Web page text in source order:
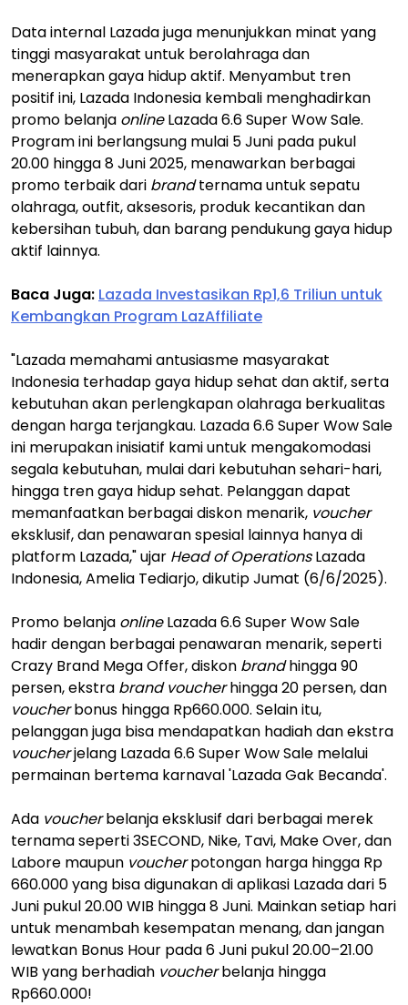
Data internal Lazada juga menunjukkan minat yang
tinggi masyarakat untuk berolahraga dan
menerapkan gaya hidup aktif. Menyambut tren
positif ini, Lazada Indonesia kembali menghadirkan
promo belanja onlineLazada 6.6 Super Wow Sale.
Program ini berlangsung mulai 5 Juni pada pukul
20.00 hingga 8 Juni 2025, menawarkan berbagai
promo terbaik dari brandternama untuk sepatu
olahraga, outfit, aksesoris, produk kecantikan dan
kebersihan tubuh, dan barang pendukung gaya hidup
aktif lainnya.
Baca Juga: Lazada Investasikan Rp1,6 Triliun untuk
Kembangkan Program LazAffiliate
"Lazada memahami antusiasme masyarakat
Indonesia terhadap gaya hidup sehat dan aktif, serta
kebutuhan akan perlengkapan olahraga berkualitas
dengan harga terjangkau. Lazada 6.6 Super Wow Sale
ini merupakan inisiatif kami untuk mengakomodasi
segala kebutuhan, mulai dari kebutuhan sehari-hari,
hingga tren gaya hidup sehat. Pelanggan dapat
memanfaatkan berbagai diskon menarik, voucher
eksklusif, dan penawaran spesial lainnya hanya di
platform Lazada," ujar Head of OperationsLazada
Indonesia, Amelia Tediarjo, dikutip Jumat (6/6/2025).
Promo belanja onlineLazada 6.6 Super Wow Sale
hadir dengan berbagai penawaran menarik, seperti
Crazy Brand Mega Offer, diskon brandhingga 90
persen, ekstra brand voucherhingga 20 persen, dan
voucherbonus hingga Rp660.000. Selain itu,
pelanggan juga bisa mendapatkan hadiah dan ekstra
voucherjelang Lazada 6.6 Super Wow Sale melalui
permainan bertema karnaval 'Lazada Gak Becanda'.
Ada voucherbelanja eksklusif dari berbagai merek
ternama seperti 3SECOND, Nike, Tavi, Make Over, dan
Labore maupun voucherpotongan harga hingga Rp
660.000 yang bisa digunakan di aplikasi Lazada dari 5
Juni pukul 20.00 WIB hingga 8 Juni. Mainkan setiap hari
untuk menambah kesempatan menang, dan jangan
lewatkan Bonus Hour pada 6 Juni pukul 20.00–21.00
WIB yang berhadiah voucherbelanja hingga
Rp660.000!